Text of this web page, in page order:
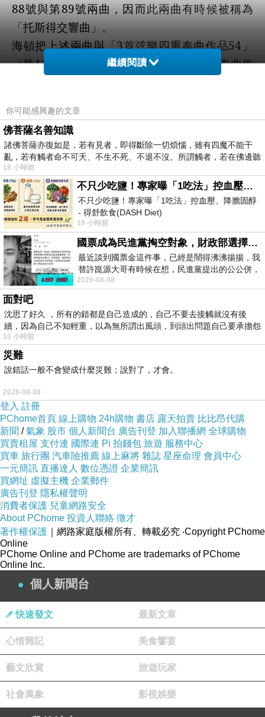
88號與第89號兩曲，因而此兩曲有時候被稱為
「托斯得交響曲」。
海頓把上述兩曲與「3首弦樂四重奏曲作品54 」
（第1托斯得 四重奏曲）、「3
首弦樂四重奏曲作
（Jean-Georges Sieber），當時，還出售海頓
的其他交響曲以及他沒有權利的鋼琴奏鳴曲，而
且答應給海頓的報酬也沒付，因而有一段時間他
們兩人之間有爭執。
托斯得因出售樂譜而致富，之後就不再當小提琴
手，而當起音樂作品的出版仲介業者。
「6首弦樂四重奏曲作品64」（第3托斯得四重奏
曲），以及莫札特的「弦樂五重奏曲第5號」與
「弦樂五重奏曲第6號」，都是受托斯得的委託
而譜曲者。
至於暱稱「
版社出版海頓交響曲選集第2集（全23曲）時，
各曲附與從
的編號。「
來，成為第88號交響曲的暱稱 ，與交響曲的內容
毫無關係
13號」。
交響曲第88號G大調Hob. I:88共有4個樂章：
第1樂章慢板-快板（Adagio-allegro）G大調
3/4-2/4拍子。奏鳴曲式。
第一樂章輝煌而充滿活力，緩慢的引子引導出快
速的主旋律。先是
分，然後開始2/4拍子快板的主部
先由弦樂器穩穩的提出，接著在低音奏出的很有
特徵的伴奏上，以全奏重複。這主題會支配全
，因此是單一主題的樂章
器。在這樂章中不會出現小號與定音鼓。
第2樂章廣板（Largo）D大調，3/4拍子。變奏
曲形式。
由主題與
非常優美的
簧管與大
提琴的二重奏奏出。到第
與定音鼓與弦樂器的震音以最強音出現，這是海
繼續閱讀
你可能感興趣的文章
佛菩薩名善知識
諸佛菩薩亦復如是，若有見者，即得斷除一切煩惱，雖有四魔不能干
亂，若有觸者命不可夭、不生不死、不退不沒。所謂觸者，若在佛邊聽
受
18 小時前
不只少吃鹽！專家曝「1吃法」控血壓、降膽固醇 - 得舒飲食(DASH Diet)
不只少吃鹽！專家曝「1吃法」控血壓、降膽固醇
- 得舒飲食(DASH Diet)
https://www.facebook.com/dietitiansophia/
posts/157966
19 小時前
國票成為民進黨掏空對象，財政部選擇性失憶
最近談到國票金這件事，已經是鬧得沸沸揚揚，我
替許崑源大哥有時候在想，民進黨提出的公公併，
其實就是想要國庫通黨庫，鬧出最大的醜
2026-08-08
面對吧
沈思了好久 ，所有的錯都是自己造成的，自己不要去接觸就沒有後
續，因為自己不知輕重，以為無所謂出風頭，到頭出問題自己要承擔怨
不
16 小時前
災難
說錯話一般不會變成什麼災難；說對了，才會。
2026-08-08
登入 註冊
PChome首頁 線上購物 24h購物 書店 露天拍賣 比比昂代購
新聞 /氣象 股市 個人新聞台 廣告刊登 加入聯播網 全球購物
買賣租屋 支付連 國際連 Pi 拍錢包 旅遊 服務中心
買車 旅行團 汽車險推薦 線上麻將 雜誌 星座命理 會員中心
一元簡訊 直播達人 數位憑證 企業簡訊
買網址 虛擬主機 企業郵件
廣告刊登 隱私權聲明
消費者保護 兒童網路安全
About PChome 投資人聯絡 徵才
著作權保護 ｜網路家庭版權所有、轉載必究 ‧Copyright PChome
Online
PChome Online and PChome are trademarks of PChome
Online Inc.
個人新聞台
快速發文 最新文章
心情雜記 美食饗宴
藝文欣賞 旅遊玩家
社會萬象 影視娛樂